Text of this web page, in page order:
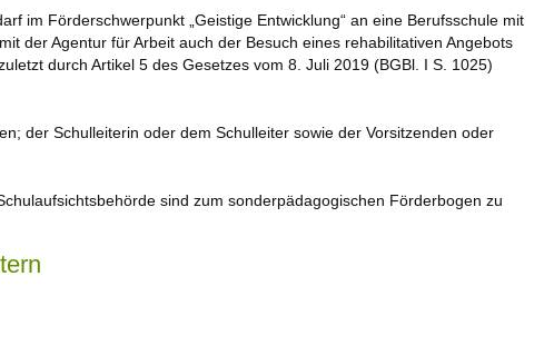
im Förderschwerpunkt „Geistige Entwicklung“ an eine Berufsschule mit
der Agentur für Arbeit auch der Besuch eines rehabilitativen Angebots
durch Artikel 5 des Gesetzes vom 8. Juli 2019 (BGBl. I S. 1025)
der Schulleiterin oder dem Schulleiter sowie der Vorsitzenden oder
sind zum sonderpädagogischen Förderbogen zu